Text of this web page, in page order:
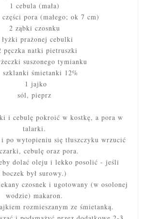
1 cebula (mała)
części pora (małego; ok 7 cm)
2 ząbki czosnku
łyżki prażonej cebulki
pęczka natki pietruszki
suszonego tymianku
szklanki śmietanki 12%
1 jajko
sól, pieprz
i cebulę pokroić w kostkę, a pora w
talarki.
i po wytopieniu się tłuszczyku wrzucić
cebulę oraz pora.
dolać oleju i lekko posolić - jeśli
boczek był surowy.)
czosnek i ugotowany (w osolonej
wodzie) makaron.
rozmieszanym ze śmietanką.